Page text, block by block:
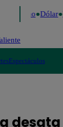
peruano Dólar
Espectáculos
desata